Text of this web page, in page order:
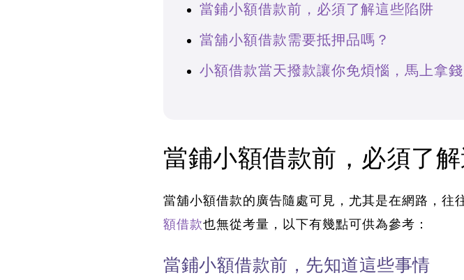
當鋪小額借款前，必須了解這些陷阱
當舖小額借款需要抵押品嗎？
小額借款當天撥款讓你免煩惱，馬上拿錢
當鋪小額借款前，必須了
當舖小額借款的廣告隨處可見，尤其是在網路，往
額借款也無從考量，以下有幾點可供為參考：
當鋪小額借款前，先知道這些事情